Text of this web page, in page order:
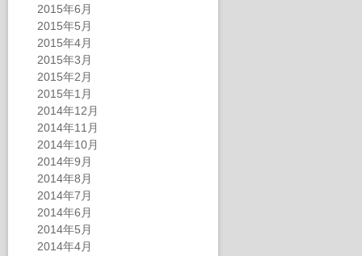
2015年6月
2015年5月
2015年4月
2015年3月
2015年2月
2015年1月
2014年12月
2014年11月
2014年10月
2014年9月
2014年8月
2014年7月
2014年6月
2014年5月
2014年4月